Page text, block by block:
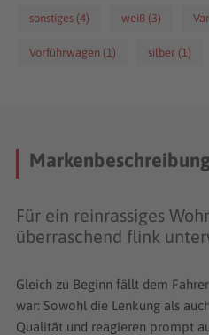
neuen Ford-Fahrwerk
Wohnmobile verbessert sich
sonstiges (4) weiß (3)
Vorführwagen (1) silber (1)
Für ein reinrassiges
überraschend flink
Gleich zu Beginn fällt dem
war: Sowohl die Lenkung als
Qualität und reagieren prompt